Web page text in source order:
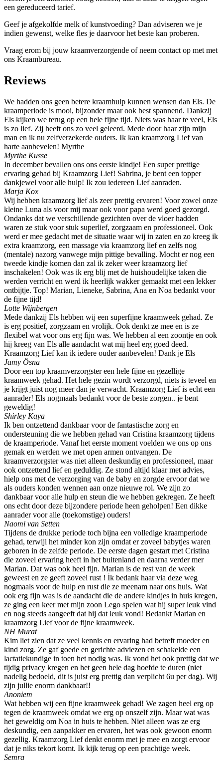
een gereduceerd tarief.
Geef je afgekolfde melk of kunstvoeding? Dan adviseren we je
indien gewenst, welke fles je daarvoor het beste kan proberen.
Vraag erom bij jouw kraamverzorgende of neem contact op met met
ons Kraambureau.
Reviews
We hadden ons geen betere kraamhulp kunnen wensen dan Els. De
kraamperiode is mooi, bijzonder maar ook best spannend. Dankzij
Els kijken we terug op een hele fijne tijd. Niets was haar te veel, Els
is zo lief. Zij heeft ons zo veel geleerd. Mede door haar zijn mijn
man en ik nu zelfverzekerde ouders. Ik kan kraamzorg Lief van
harte aanbevelen! Myrthe
Myrthe Kusse
In december bevallen ons ons eerste kindje! Een super prettige
ervaring gehad bij Kraamzorg Lief! Sabrina, je bent een topper
dankjewel voor alle hulp! Ik zou iedereen Lief aanraden.
Marja Kox
Wij hebben kraamzorg lief als zeer prettig ervaren! Voor zowel onze
kleine Luna als voor mij maar ook voor papa werd goed gezorgd.
Ondanks dat we verschillende gezichten over de vloer hadden
waren ze stuk voor stuk superlief, zorgzaam en professioneel. Ook
werd er mee gedacht met de situatie waar wij in zaten en zo kreeg ik
extra kraamzorg, een massage via kraamzorg lief en zelfs nog
(mentale) nazorg vanwege mijn pittige bevalling. Mocht er nog een
tweede kindje komen dan zal ik zeker weer kraamzorg lief
inschakelen! Ook was ik erg blij met de huishoudelijke taken die
werden verricht en werd ik heerlijk wakker gemaakt met een lekker
ontbijtje. Top! Marian, Lieneke, Sabrina, Ana en Noa bedankt voor
de fijne tijd!
Lotte Wijnbergen
Mede dankzij Els hebben wij een superfijne kraamweek gehad. Ze
is erg positief, zorgzaam en vrolijk. Ook denkt ze mee en is ze
flexibel wat voor ons erg fijn was. We hebben al een zoontje en ook
hij kreeg van Els alle aandacht wat mij heel erg goed deed.
Kraamzorg Lief kan ik iedere ouder aanbevelen! Dank je Els
Jamy Ösna
Door een top kraamverzorgster een hele fijne en gezellige
kraamweek gehad. Het hele gezin wordt verzorgd, niets is teveel en
je krijgt juist nog meer dan je verwacht. Kraamzorg Lief is echt een
aanrader! Els nogmaals bedankt voor de beste zorgen.. je bent
geweldig!
Shirley Kaya
Ik ben ontzettend dankbaar voor de fantastische zorg en
ondersteuning die we hebben gehad van Cristina kraamzorg tijdens
de kraamperiode. Vanaf het eerste moment voelden we ons op ons
gemak en werden we met open armen ontvangen. De
kraamverzorgster was niet alleen deskundig en professioneel, maar
ook ontzettend lief en geduldig. Ze stond altijd klaar met advies,
hielp ons met de verzorging van de baby en zorgde ervoor dat we
als ouders konden wennen aan onze nieuwe rol. We zijn zo
dankbaar voor alle hulp en steun die we hebben gekregen. Ze heeft
ons echt door deze bijzondere periode heen geholpen! Een dikke
aanrader voor alle (toekomstige) ouders!
Naomi van Setten
Tijdens de drukke periode toch bijna een volledige kraamperiode
gehad, terwijl het minder kon zijn omdat er zoveel babytjes waren
geboren in de zelfde periode. De eerste dagen gestart met Cristina
die zoveel ervaring heeft in het buitenland en daarna verder mer
Marian. Dat was ook heel fijn. Marian is de rest van de week
geweest en ze geeft zoveel rust ! İk bedank haar via deze weg
nogmaals voor de hulp en rust die ze meenam naar ons huis. Wat
ook erg fijn was is de aandacht die de andere kindjes in huis kregen,
ze ging een keer met mijn zoon Lego spelen wat hij super leuk vind
en nog steeds aangeeft dat hij dat leuk vond! Bedankt Marian en
kraamzorg Lief voor de fijne kraamweek.
NH Murat
Kim liet zien dat ze veel kennis en ervaring had betreft moeder en
kind zorg. Ze gaf goede en gerichte adviezen en schakelde een
lactatiekundige in toen het nodig was. Ik vond het ook prettig dat we
tijdig privacy kregen en het geen hele dag hoefde te duren (niet
nadelig bedoeld, dit is juist erg prettig dan verplicht 6u per dag). Wij
zijn jullie enorm dankbaar!!
Anoniem
Wat hebben wij een fijne kraamweek gehad! We zagen heel erg op
tegen de kraamweek omdat we erg op onszelf zijn. Maar wat was
het geweldig om Noa in huis te hebben. Niet alleen was ze erg
deskundig, een aanpakker en ervaren, het was ook gewoon enorm
gezellig. Kraamzorg Lief denkt enorm met je mee en zorgt ervoor
dat je niks tekort komt. Ik kijk terug op een prachtige week.
Semra